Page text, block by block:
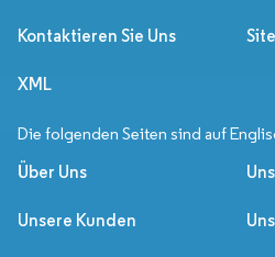
Kontaktieren Sie Uns
XML
Die folgenden Seiten sind auf
Über Uns
Unsere Kunden